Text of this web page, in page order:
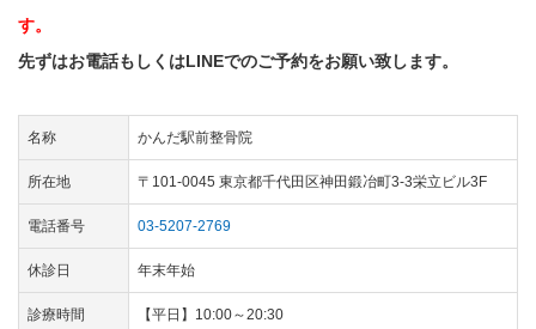
す。
先ずはお電話もしくはLINEでのご予約をお願い致します。
名称 かんだ駅前整骨院
所在地 〒101-0045 東京都千代田区神田鍛冶町3-3栄立ビル3F
電話番号 03-5207-2769
休診日 年末年始
診療時間 【平日】10:00～20:30